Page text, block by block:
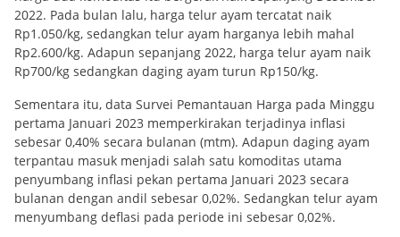
2022. Pada bulan lalu, harga telur ayam tercatat naik
Rp1.050/kg, sedangkan telur ayam harganya lebih mahal
Rp2.600/kg. Adapun sepanjang 2022, harga telur ayam naik
Rp700/kg sedangkan daging ayam turun Rp150/kg.
Sementara itu, data Survei Pemantauan Harga pada Minggu
pertama Januari 2023 memperkirakan terjadinya inflasi
sebesar 0,40% secara bulanan (mtm). Adapun daging ayam
terpantau masuk menjadi salah satu komoditas utama
penyumbang inflasi pekan pertama Januari 2023 secara
bulanan dengan andil sebesar 0,02%. Sedangkan telur ayam
menyumbang deflasi pada periode ini sebesar 0,02%.